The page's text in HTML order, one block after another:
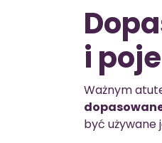
i
Ważnym
być używane